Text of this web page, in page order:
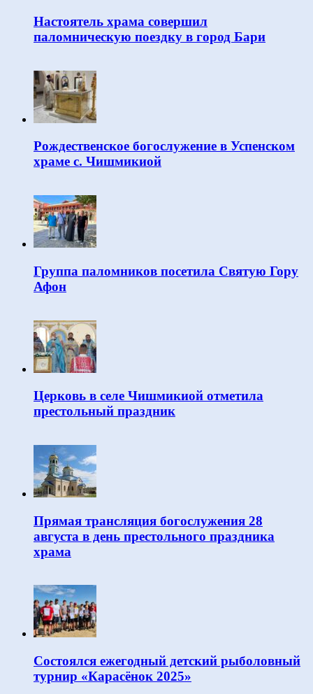
Настоятель храма совершил
паломническую поездку в город Бари
Рождественское богослужение в Успенском
храме с. Чишмикиой
Группа паломников посетила Святую Гору
Афон
Церковь в селе Чишмикиой отметила
престольный праздник
Прямая трансляция богослужения 28
августа в день престольного праздника
храма
Состоялся ежегодный детский рыболовный
турнир «Карасёнок 2025»